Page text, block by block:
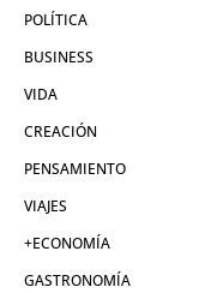
POLÍTICA
BUSINESS
VIDA
CREACIÓN
PENSAMIENTO
VIAJES
+ECONOMÍA
GASTRONOMÍA